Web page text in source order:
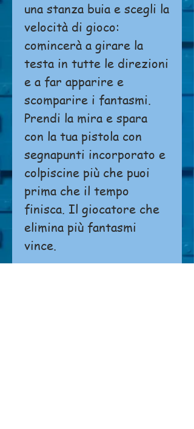
una stanza buia e scegli la
velocità di gioco:
comincerà a girare la
testa in tutte le direzioni
e a far apparire e
scomparire i fantasmi.
Prendi la mira e spara
con la tua pistola con
segnapunti incorporato e
colpiscine più che puoi
prima che il tempo
finisca. Il giocatore che
elimina più fantasmi
vince.